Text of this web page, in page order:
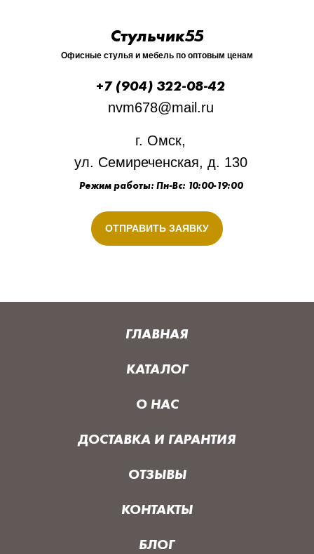
Стульчик55
Офисные стулья и мебель по оптовым ценам
+7 (904) 322-08-42
nvm678@mail.ru
г. Омск,
ул. Семиреченская, д. 130
Режим работы: Пн-Вс: 10:00-19:00
ОТПРАВИТЬ ЗАЯВКУ
ГЛАВНАЯ
КАТАЛОГ
О НАС
ДОСТАВКА И ГАРАНТИЯ
ОТЗЫВЫ
КОНТАКТЫ
БЛОГ